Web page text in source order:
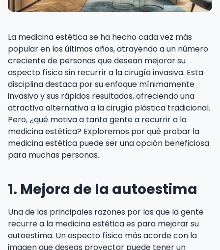
La medicina estética se ha hecho cada vez más
popular en los últimos años, atrayendo a un número
creciente de personas que desean mejorar su
aspecto físico sin recurrir a la cirugía invasiva. Esta
disciplina destaca por su enfoque mínimamente
invasivo y sus rápidos resultados, ofreciendo una
atractiva alternativa a la cirugía plástica tradicional.
Pero, ¿qué motiva a tanta gente a recurrir a la
medicina estética? Exploremos por qué probar la
medicina estética puede ser una opción beneficiosa
para muchas personas.
1. Mejora de la autoestima
Una de las principales razones por las que la gente
recurre a la medicina estética es para mejorar su
autoestima. Un aspecto físico más acorde con la
imagen que deseas proyectar puede tener un